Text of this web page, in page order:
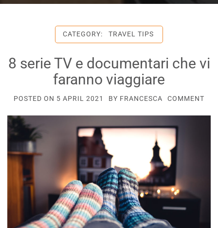
CATEGORY: TRAVEL TIPS
8 serie TV e documentari che vi
faranno viaggiare
POSTED ON 5 APRIL 2021 BY FRANCESCA COMMENT